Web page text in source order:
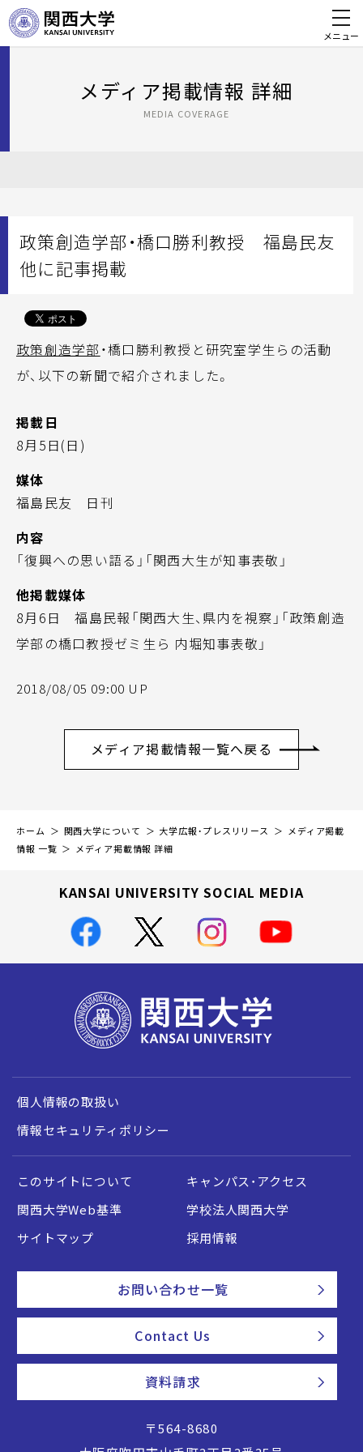
メニュー
メディア掲載情報 詳細
MEDIA COVERAGE
政策創造学部・橋口勝利教授 福島民友
他に記事掲載
政策創造学部 ・橋口勝利教授と研究室学生らの活動
が、以下の新聞で紹介されました。
掲載日
8月5日(日)
媒体
福島民友 日刊
内容
「復興への思い語る」「関西大生が知事表敬」
他掲載媒体
8月6日 福島民報「関西大生、県内を視察」「政策創造
学部の橋口教授ゼミ生ら 内堀知事表敬」
2018/08/05 09:00 UP
メディア掲載情報一覧へ戻る
ホーム 関西大学について 大学広報・プレスリリース
メディア掲載
情報 一覧
メディア掲載情報 詳細
KANSAI UNIVERSITY SOCIAL MEDIA
個人情報の取扱い
情報セキュリティポリシー
このサイトについて
キャンパス・アクセス
関西大学Web基準
学校法人関西大学
サイトマップ
採用情報
お問い合わせ一覧
Contact Us
資料請求
〒564-8680